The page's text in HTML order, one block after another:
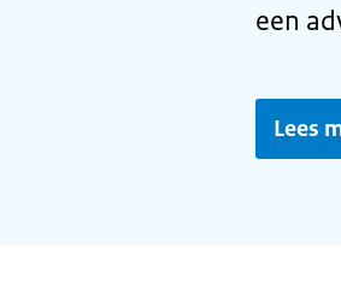
een
Lees